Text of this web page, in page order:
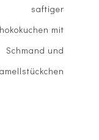
saftiger
mit
Schmand und